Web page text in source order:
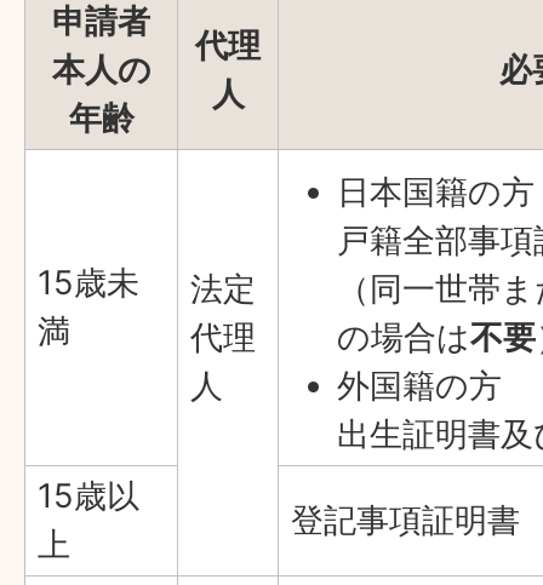
申請者
本人の
年齢
代理
人
必
15歳未
満
法定
代理
人
日本国籍の方
戸籍全部事
（同一世帯
の場合は不要
外国籍の方
出生証明書
15歳以
上
登記事項証明書